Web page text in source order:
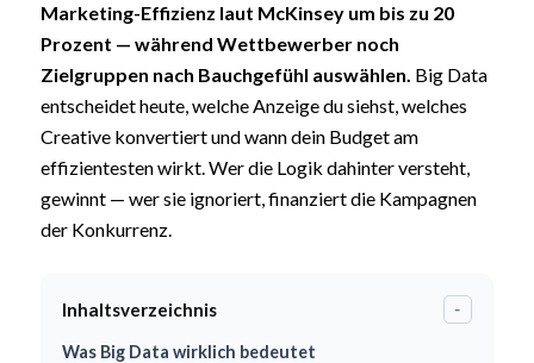
Marketing-Effizienz laut McKinsey um bis zu 20
Prozent — während Wettbewerber noch
Zielgruppen nach Bauchgefühl auswählen. Big Data
entscheidet heute, welche Anzeige du siehst, welches
Creative konvertiert und wann dein Budget am
effizientesten wirkt. Wer die Logik dahinter versteht,
gewinnt — wer sie ignoriert, finanziert die Kampagnen
der Konkurrenz.
Inhaltsverzeichnis -
Was Big Data wirklich bedeutet